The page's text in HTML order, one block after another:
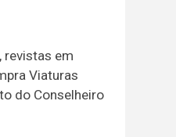
revistas em
Viaturas
do Conselheiro